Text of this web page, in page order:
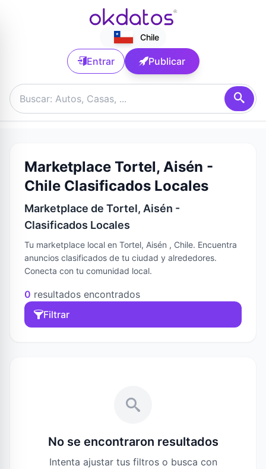
Chile
Entrar Publicar
Marketplace Tortel, Aisén -
Chile Clasificados Locales
Marketplace de Tortel, Aisén -
Clasificados Locales
Tu marketplace local en Tortel, Aisén , Chile. Encuentra
anuncios clasificados de tu ciudad y alrededores.
Conecta con tu comunidad local.
0 resultados encontrados
Filtrar
No se encontraron resultados
Intenta ajustar tus filtros o busca con